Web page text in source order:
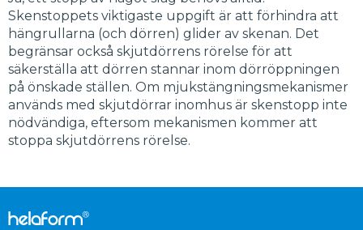
Skenstoppets viktigaste uppgift är att förhindra att
hängrullarna (och dörren) glider av skenan. Det
begränsar också skjutdörrens rörelse för att
säkerställa att dörren stannar inom dörröppningen
på önskade ställen. Om mjukstängningsmekanismer
används med skjutdörrar inomhus är skenstopp inte
nödvändiga, eftersom mekanismen kommer att
stoppa skjutdörrens rörelse.